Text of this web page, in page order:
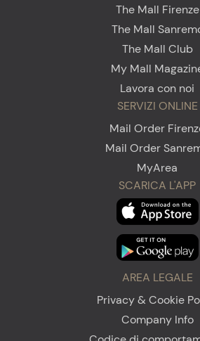
The Mall Firenze
The Mall
The Mall Club
My Mall
Lavora con noi
SERVIZI ONLINE
Mail Order
Mail Order
MyArea
SCARICA L'APP
AREA LEGALE
Privacy & Cookie
Company Info